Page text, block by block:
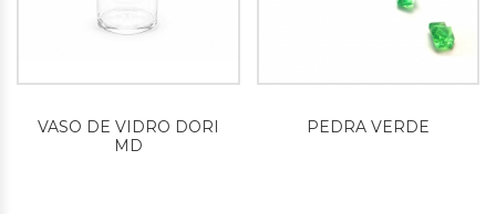
VASO DE VIDRO DORI
MD
PEDRA VERDE